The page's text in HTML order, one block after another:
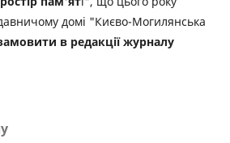
домі "Києво-Могилянська
в редакції журналу